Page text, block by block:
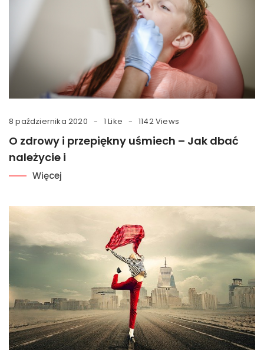
8 października 2020 1 Like 1142 Views
O zdrowy i przepiękny uśmiech – Jak dbać
należycie i
Więcej